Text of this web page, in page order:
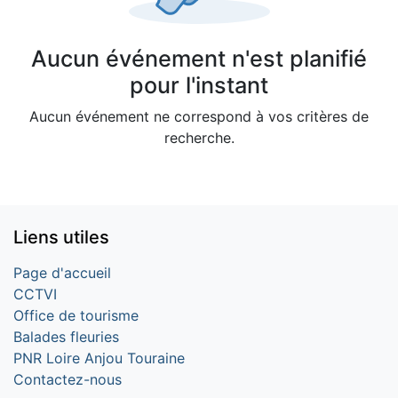
Aucun événement n'est planifié
pour l'instant
Aucun événement ne correspond à vos critères de
recherche.
Liens utiles
Page d'accueil
CCTVI
Office de tourisme
Balades fleuries
PNR Loire Anjou Touraine
Contactez-nous